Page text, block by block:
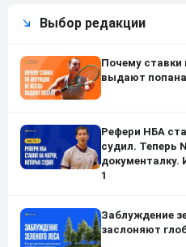
Выбор редакции
Почему ставки
выдают попана
Рефери НБА
судил. Теперь
1
Заблуждение
заслоняют